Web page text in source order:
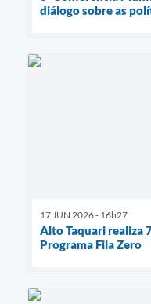
diálogo sobre as
17 JUN 2026 - 16h27
Alto Taquari realiza
Programa Fila Zero